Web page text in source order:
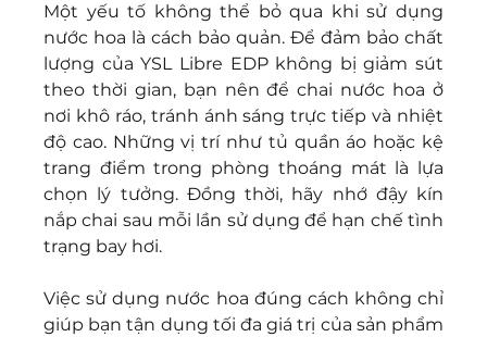
Một yếu tố không thể bỏ qua khi sử dụng
nước hoa là cách bảo quản. Để đảm bảo chất
lượng của YSL Libre EDP không bị giảm sút
theo thời gian, bạn nên để chai nước hoa ở
nơi khô ráo, tránh ánh sáng trực tiếp và nhiệt
độ cao. Những vị trí như tủ quần áo hoặc kệ
trang điểm trong phòng thoáng mát là lựa
chọn lý tưởng. Đồng thời, hãy nhớ đậy kín
nắp chai sau mỗi lần sử dụng để hạn chế tình
trạng bay hơi.
Việc sử dụng nước hoa đúng cách không chỉ
giúp bạn tận dụng tối đa giá trị của sản phẩm